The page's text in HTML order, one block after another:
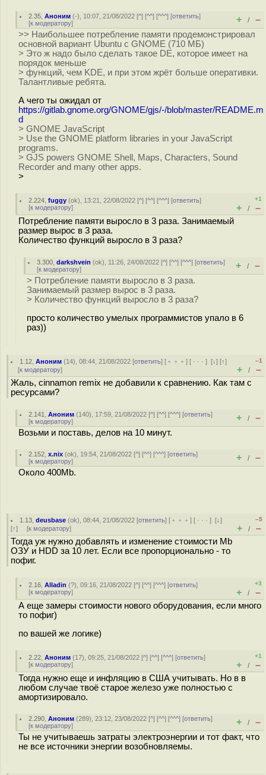
2.35 ,Аноним (-), 10:07, 21/08/2022 [^] [^^] [^^^] [ответить]
[к модератору] + / –
>> Наибольшее потребление памяти продемонстрировал
основной вариант Ubuntu с GNOME (710 МБ)
> Это ж надо было сделать такое DE, которое имеет на
порядок меньше
> функций, чем KDE, и при этом жрёт больше оперативки.
Талантливые ребята.
А чего ты ожидал от
https://gitlab.gnome.org/GNOME/gjs/-/blob/master/README.m
d
> GNOME JavaScript
> Use the GNOME platform libraries in your JavaScript
programs.
> GJS powers GNOME Shell, Maps, Characters, Sound
Recorder and many other apps.
>
2.224 ,fuggy (ok), 13:21, 22/08/2022 [^] [^^] [^^^] [ответить]
[к модератору]
+1
+ / –
Потребление памяти выросло в 3 раза. Занимаемый
размер вырос в 3 раза.
Количество функций выросло в 3 раза?
3.300 ,darkshvein (ok), 11:26, 24/08/2022 [^] [^^] [^^^] [ответить]
[к модератору] + / –
> Потребление памяти выросло в 3 раза.
Занимаемый размер вырос в 3 раза.
> Количество функций выросло в 3 раза?
просто количество умелых программистов упало в 6
раз))
1.12 ,Аноним (14), 08:44, 21/08/2022 [ответить] [ ﹢﹢﹢] [ · · ·][↓] [↑]
[к модератору]
–1
+ / –
Жаль, cinnamon remix не добавили к сравнению. Как там с
ресурсами?
2.141 ,Аноним (140), 17:59, 21/08/2022 [^] [^^] [^^^] [ответить]
[к модератору] + / –
Возьми и поставь, делов на 10 минут.
2.152 ,x.nix (ok), 19:54, 21/08/2022 [^] [^^] [^^^] [ответить]
[к модератору] + / –
Около 400Mb.
1.13 ,deusbase (ok), 08:44, 21/08/2022 [ответить] [ ﹢﹢﹢] [ · · ·][↓]
[↑] [к модератору]
–5
+ / –
Тогда уж нужно добавлять и изменение стоимости Mb
ОЗУ и HDD за 10 лет. Если все пропорционально - то
пофиг.
2.16 ,Alladin (?), 09:16, 21/08/2022 [^] [^^] [^^^] [ответить]
[к модератору]
+3
+ / –
А еще замеры стоимости нового оборудования, если много
то пофиг)
по вашей же логике)
2.22 ,Аноним (17), 09:25, 21/08/2022 [^] [^^] [^^^] [ответить]
[к модератору]
+1
+ / –
Тогда нужно еще и инфляцию в США учитывать. Но в в
любом случае твоё старое железо уже полностью с
амортизировало.
2.290 ,Аноним (289), 23:12, 23/08/2022 [^] [^^] [^^^] [ответить]
[к модератору] + / –
Ты не учитываешь затраты электроэнергии и тот факт, что
не все источники энергии возобновляемы.